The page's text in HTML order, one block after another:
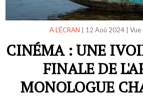
A L'ÉCRAN 12 Aoû 2024
CINÉMA : UNE
FINALE DE
MONOLOGUE